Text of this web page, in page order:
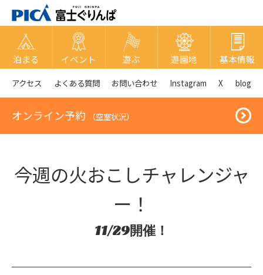
泊まる イベント 遊ぶ 遊園地 基本情報
アクセス よくある質問 お問い合わせ Instagram X blog
オンライン予約 （空室状況）
今週の火おこしチャレンジャ
ー！
11/29開催！